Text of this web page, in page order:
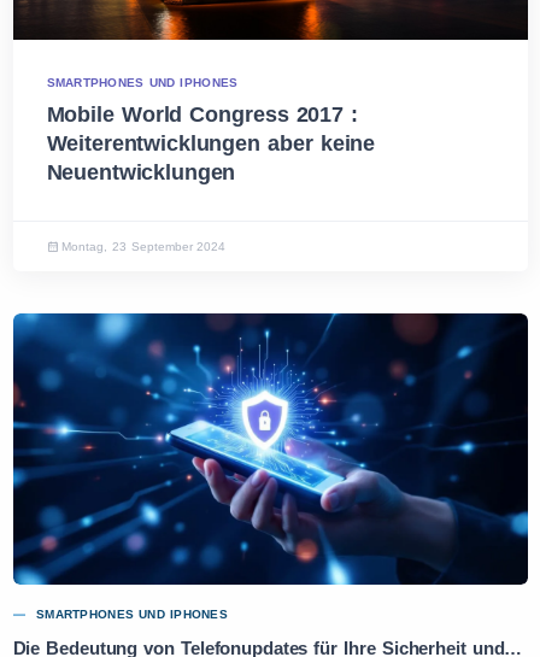
SMARTPHONES UND IPHONES
Mobile World Congress 2017 :
Weiterentwicklungen aber keine
Neuentwicklungen
Montag, 23 September 2024
SMARTPHONES UND IPHONES
Die Bedeutung von Telefonupdates für Ihre Sicherheit und Leistung